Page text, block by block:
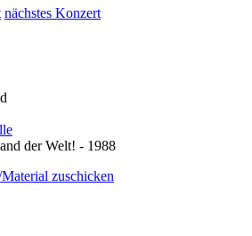
nächstes Konzert
der Welt! - 1988
zuschicken